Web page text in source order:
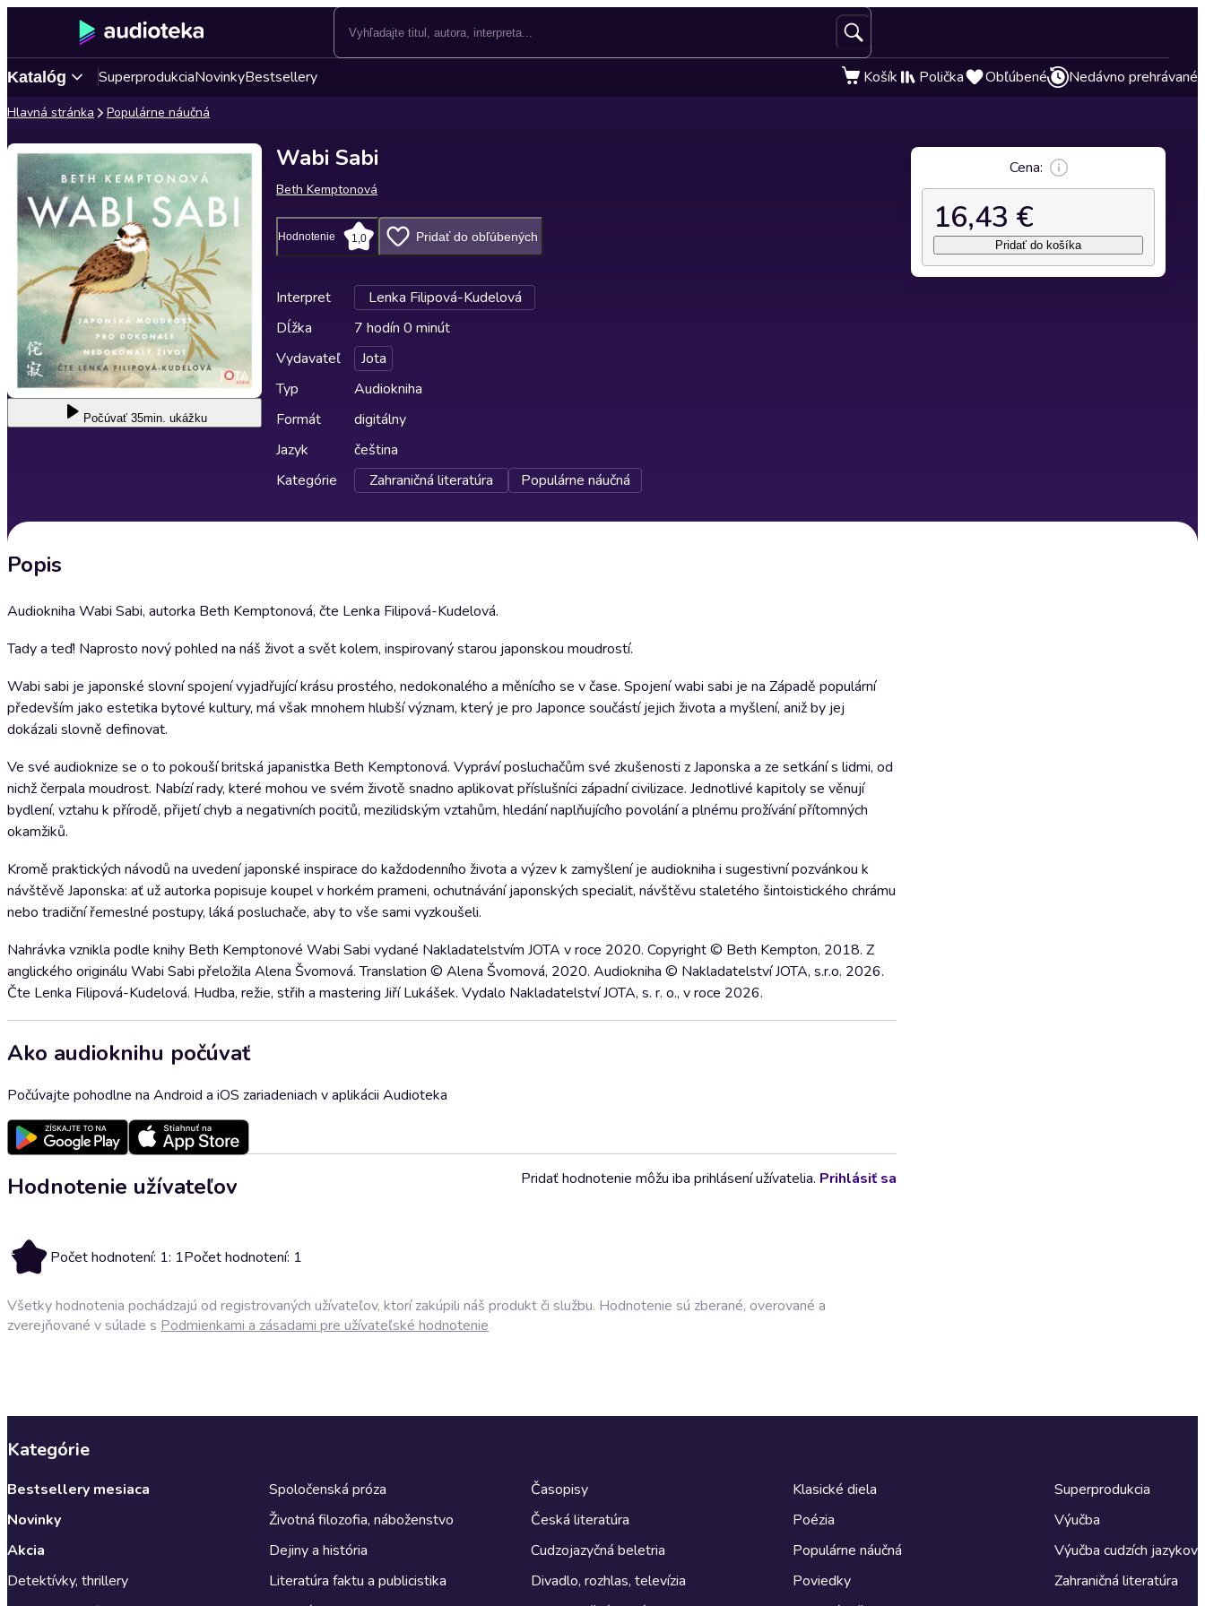
Katalóg SuperprodukciaNovinkyBestsellery Košík Polička Obľúbené Nedávno prehrávané
Hlavná stránka Populárne náučná
Počúvať 35min. ukážku
Wabi Sabi
Beth Kemptonová
Hodnotenie 1,0 Pridať do obľúbených
Interpret
Lenka Filipová-Kudelová
Dĺžka
7 hodín 0 minút
Vydavateľ
Jota
Typ
Audiokniha
Formát
digitálny
Jazyk
čeština
Kategórie
Zahraničná literatúra Populárne náučná
Popis
Audiokniha Wabi Sabi, autorka Beth Kemptonová, čte Lenka Filipová-Kudelová.
Tady a teď! Naprosto nový pohled na náš život a svět kolem, inspirovaný starou japonskou moudrostí.
Wabi sabi je japonské slovní spojení vyjadřující krásu prostého, nedokonalého a měnícího se v čase. Spojení wabi sabi je na Západě populární
především jako estetika bytové kultury, má však mnohem hlubší význam, který je pro Japonce součástí jejich života a myšlení, aniž by jej
dokázali slovně definovat.
Ve své audioknize se o to pokouší britská japanistka Beth Kemptonová. Vypráví posluchačům své zkušenosti z Japonska a ze setkání s lidmi, od
nichž čerpala moudrost. Nabízí rady, které mohou ve svém životě snadno aplikovat příslušníci západní civilizace. Jednotlivé kapitoly se věnují
bydlení, vztahu k přírodě, přijetí chyb a negativních pocitů, mezilidským vztahům, hledání naplňujícího povolání a plnému prožívání přítomných
okamžiků.
Kromě praktických návodů na uvedení japonské inspirace do každodenního života a výzev k zamyšlení je audiokniha i sugestivní pozvánkou k
návštěvě Japonska: ať už autorka popisuje koupel v horkém prameni, ochutnávání japonských specialit, návštěvu staletého šintoistického chrámu
nebo tradiční řemeslné postupy, láká posluchače, aby to vše sami vyzkoušeli.
Nahrávka vznikla podle knihy Beth Kemptonové Wabi Sabi vydané Nakladatelstvím JOTA v roce 2020. Copyright © Beth Kempton, 2018. Z
anglického originálu Wabi Sabi přeložila Alena Švomová. Translation © Alena Švomová, 2020. Audiokniha © Nakladatelství JOTA, s.r.o. 2026.
Čte Lenka Filipová-Kudelová. Hudba, režie, střih a mastering Jiří Lukášek. Vydalo Nakladatelství JOTA, s. r. o., v roce 2026.
Ako audioknihu počúvať
Počúvajte pohodlne na Android a iOS zariadeniach v aplikácii Audioteka
Hodnotenie užívateľov
1 Počet hodnotení: 1: 1Počet hodnotení: 1
Pridať hodnotenie môžu iba prihlásení užívatelia. Prihlásiť sa
Všetky hodnotenia pochádzajú od registrovaných užívateľov, ktorí zakúpili náš produkt či službu. Hodnotenie sú zberané, overované a
zverejňované v súlade s Podmienkami a zásadami pre užívateľské hodnotenie
Cena:
16,43 €
Pridať do košíka
Kategórie
Bestsellery mesiaca
Novinky
Akcia
Detektívky, thrillery
Spoločenská próza
Životná filozofia, náboženstvo
Dejiny a história
Literatúra faktu a publicistika
Časopisy
Česká literatúra
Cudzojazyčná beletria
Divadlo, rozhlas, televízia
Klasické diela
Poézia
Populárne náučná
Poviedky
Superprodukcia
Výučba
Výučba cudzích jazykov
Zahraničná literatúra